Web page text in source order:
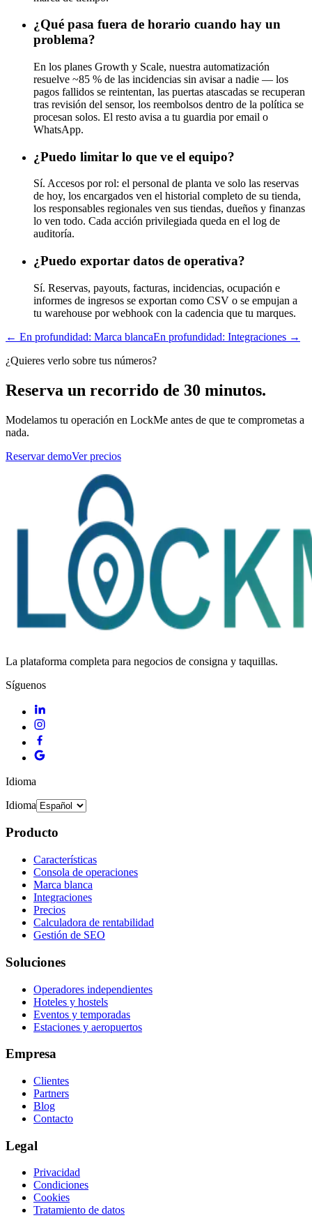
¿Qué pasa fuera de horario cuando hay un
problema?
En los planes Growth y Scale, nuestra automatización
resuelve ~85 % de las incidencias sin avisar a nadie — los
pagos fallidos se reintentan, las puertas atascadas se recuperan
tras revisión del sensor, los reembolsos dentro de la política se
procesan solos. El resto avisa a tu guardia por email o
WhatsApp.
¿Puedo limitar lo que ve el equipo?
Sí. Accesos por rol: el personal de planta ve solo las reservas
de hoy, los encargados ven el historial completo de su tienda,
los responsables regionales ven sus tiendas, dueños y finanzas
lo ven todo. Cada acción privilegiada queda en el log de
auditoría.
¿Puedo exportar datos de operativa?
Sí. Reservas, payouts, facturas, incidencias, ocupación e
informes de ingresos se exportan como CSV o se empujan a
tu warehouse por webhook con la cadencia que tu marques.
← En profundidad: Marca blancaEn profundidad: Integraciones →
¿Quieres verlo sobre tus números?
Reserva un recorrido de 30 minutos.
Modelamos tu operación en LockMe antes de que te comprometas a
nada.
Reservar demoVer precios
La plataforma completa para negocios de consigna y taquillas.
Síguenos
Idioma
Idioma
Producto
Características
Consola de operaciones
Marca blanca
Integraciones
Precios
Calculadora de rentabilidad
Gestión de SEO
Soluciones
Operadores independientes
Hoteles y hostels
Eventos y temporadas
Estaciones y aeropuertos
Empresa
Clientes
Partners
Blog
Contacto
Legal
Privacidad
Condiciones
Cookies
Tratamiento de datos